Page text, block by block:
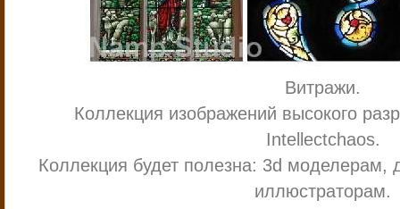
Витражи.
Коллекция изображений высокого
Intellectchaos.
Коллекция будет полезна: 3d моделерам,
иллюстраторам.